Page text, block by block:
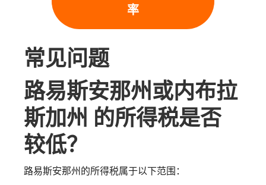
率
常见问题
路易斯安那州或内布拉
斯加州 的所得税是否
较低？
路易斯安那州的所得税属于以下范围：